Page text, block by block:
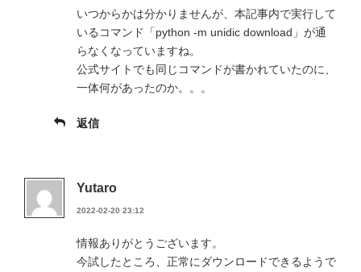
いつからかは分かりませんが、本記事内で実行して
いるコマンド「python -m unidic download」が通
らなくなっていますね。
公式サイトでも同じコマンドが書かれていたのに、
一体何があったのか。。。
返信
Yutaro
2022-02-20 23:12
情報ありがとうございます。
今試したところ、正常にダウンロードできるようで